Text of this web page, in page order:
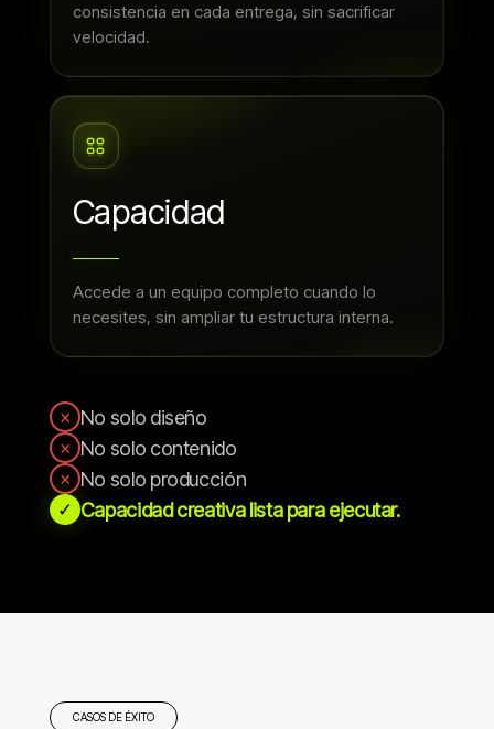
consistencia en cada entrega, sin sacrificar
velocidad.
Capacidad
Accede a un equipo completo cuando lo
necesites, sin ampliar tu estructura interna.
× No solo diseño
× No solo contenido
× No solo producción
✓ Capacidad creativa lista para ejecutar.
CASOS DE ÉXITO